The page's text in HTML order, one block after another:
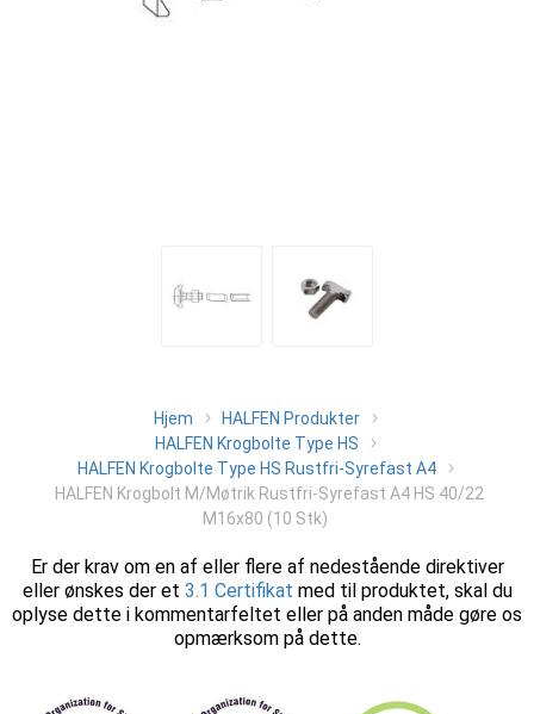
Hjem
HALFEN Produkter
HALFEN Krogbolte Type HS
HALFEN Krogbolte Type HS Rustfri-Syrefast A4
HALFEN Krogbolt M/Møtrik Rustfri-Syrefast A4 HS 40/22
M16x80 (10 Stk)
Er der krav om en af eller flere af nedestående direktiver
eller ønskes der et 3.1 Certifikat med til produktet, skal du
oplyse dette i kommentarfeltet eller på anden måde gøre os
opmærksom på dette.